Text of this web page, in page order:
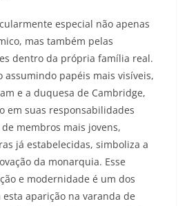
especial não apenas
mas também pelas
dentro da própria família real.
assumindo papéis mais visíveis,
e a duquesa de Cambridge,
em suas responsabilidades
membros mais jovens,
já estabelecidas, simboliza a
da monarquia. Esse
e modernidade é um dos
aparição na varanda de